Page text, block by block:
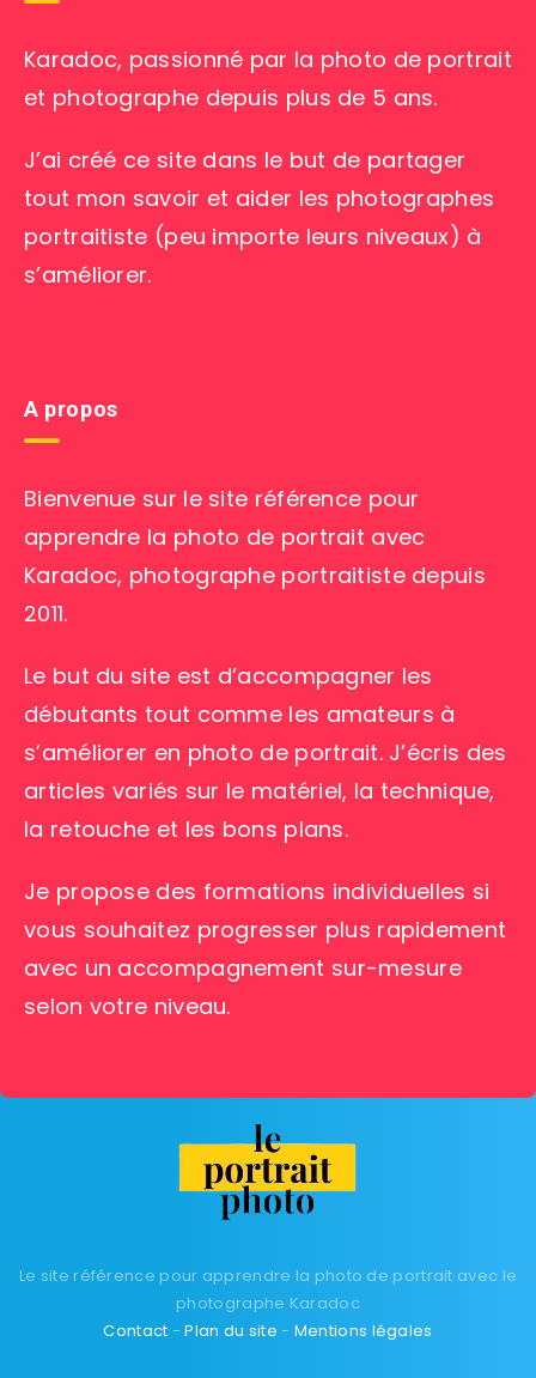
Karadoc, passionné par la photo de portrait
et photographe depuis plus de 5 ans.
J’ai créé ce site dans le but de partager
tout mon savoir et aider les photographes
portraitiste (peu importe leurs niveaux) à
s’améliorer.
A propos
Bienvenue sur le site référence pour
apprendre la photo de portrait avec
Karadoc, photographe portraitiste depuis
2011.
Le but du site est d’accompagner les
débutants tout comme les amateurs à
s’améliorer en photo de portrait. J’écris des
articles variés sur le matériel, la technique,
la retouche et les bons plans.
Je propose des formations individuelles si
vous souhaitez progresser plus rapidement
avec un accompagnement sur-mesure
selon votre niveau.
Le site référence pour apprendre la photo de portrait avec le
photographe Karadoc
Contact -Plan du site - Mentions légales